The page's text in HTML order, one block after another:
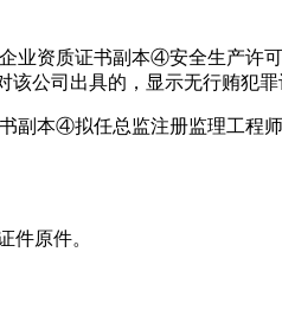
资质证书副本④安全生产许
公司出具的，显示无行贿犯罪
本④拟任总监注册监理工程
原件。